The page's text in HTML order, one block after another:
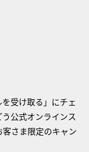
受け取る」にチェ
公式オンラインス
さま限定のキャン